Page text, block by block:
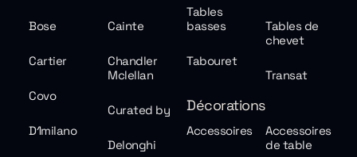
Bose Cainte
Cartier
Chandler
Mclellan
Covo
Curated by
D1milano
Delonghi
Tables
basses
Tables de
chevet
Tabouret
Transat
Décorations
Accessoires
Accessoires
de table